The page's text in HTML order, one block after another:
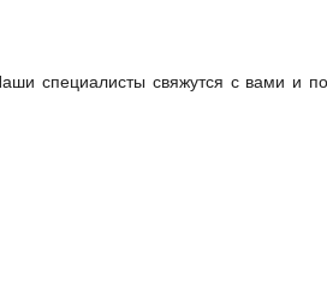
специалисты свяжутся с вами и